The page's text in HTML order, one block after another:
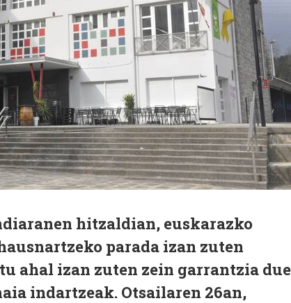
hitzaldian, euskarazko
parada izan zuten
ahal izan zuten zein garrantzia
indartzeak. Otsailaren 26an,